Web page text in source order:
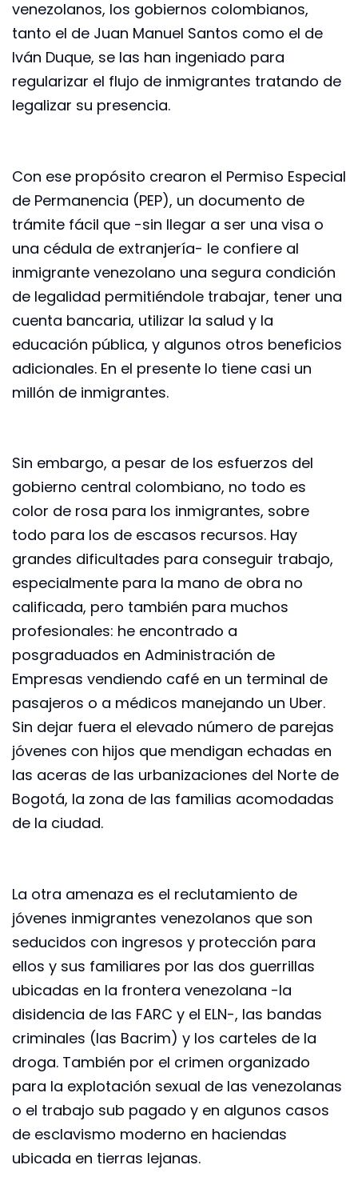
venezolanos, los gobiernos colombianos,
tanto el de Juan Manuel Santos como el de
Iván Duque, se las han ingeniado para
regularizar el flujo de inmigrantes tratando de
legalizar su presencia.
Con ese propósito crearon el Permiso Especial
de Permanencia (PEP), un documento de
trámite fácil que -sin llegar a ser una visa o
una cédula de extranjería- le confiere al
inmigrante venezolano una segura condición
de legalidad permitiéndole trabajar, tener una
cuenta bancaria, utilizar la salud y la
educación pública, y algunos otros beneficios
adicionales. En el presente lo tiene casi un
millón de inmigrantes.
Sin embargo, a pesar de los esfuerzos del
gobierno central colombiano, no todo es
color de rosa para los inmigrantes, sobre
todo para los de escasos recursos. Hay
grandes dificultades para conseguir trabajo,
especialmente para la mano de obra no
calificada, pero también para muchos
profesionales: he encontrado a
posgraduados en Administración de
Empresas vendiendo café en un terminal de
pasajeros o a médicos manejando un Uber.
Sin dejar fuera el elevado número de parejas
jóvenes con hijos que mendigan echadas en
las aceras de las urbanizaciones del Norte de
Bogotá, la zona de las familias acomodadas
de la ciudad.
La otra amenaza es el reclutamiento de
jóvenes inmigrantes venezolanos que son
seducidos con ingresos y protección para
ellos y sus familiares por las dos guerrillas
ubicadas en la frontera venezolana -la
disidencia de las FARC y el ELN-, las bandas
criminales (las Bacrim) y los carteles de la
droga. También por el crimen organizado
para la explotación sexual de las venezolanas
o el trabajo sub pagado y en algunos casos
de esclavismo moderno en haciendas
ubicada en tierras lejanas.